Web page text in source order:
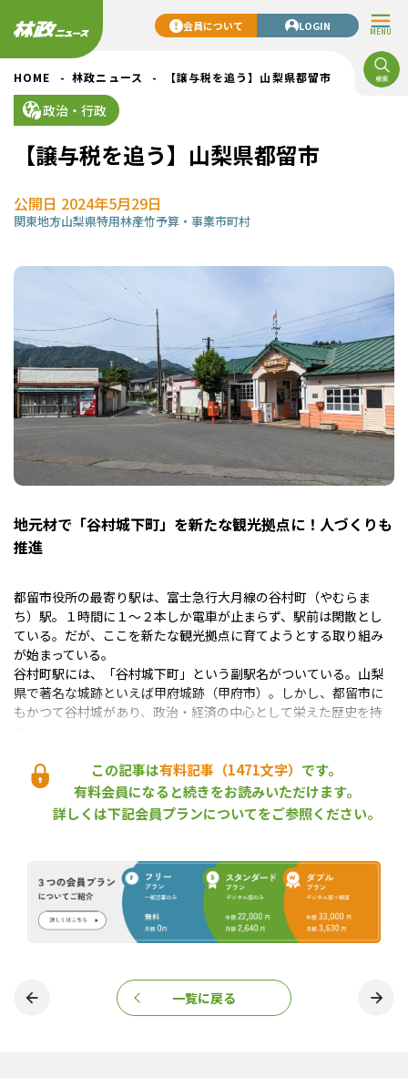
MENU
会員について LOGIN
HOME 林政ニュース 【譲与税を追う】山梨県都留市
政治・行政
【譲与税を追う】山梨県都留市
公開日 2024年5月29日
関東地方山梨県特用林産竹予算・事業市町村
地元材で「谷村城下町」を新たな観光拠点に！人づくりも
推進
都留市役所の最寄り駅は、富士急行大月線の谷村町（やむらま
ち）駅。１時間に１～２本しか電車が止まらず、駅前は閑散とし
ている。だが、ここを新たな観光拠点に育てようとする取り組み
が始まっている。
谷村町駅には、「谷村城下町」という副駅名がついている。山梨
県で著名な城跡といえば甲府城跡（甲府市）。しかし、都留市に
もかつて谷村城があり、政治・経済の中心として栄えた歴史を持
この記事は有料記事（1471文字） です。
有料会員になると続きをお読みいただけます。
詳しくは下記会員プランについてをご参照ください。
一覧に戻る